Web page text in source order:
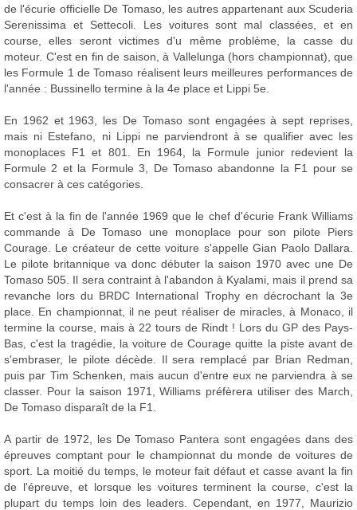
de l'écurie officielle De Tomaso, les autres appartenant aux Scuderia
Serenissima et Settecoli. Les voitures sont mal classées, et en
course, elles seront victimes d'u même problème, la casse du
moteur. C'est en fin de saison, à Vallelunga (hors championnat), que
les Formule 1 de Tomaso réalisent leurs meilleures performances de
l'année : Bussinello termine à la 4e place et Lippi 5e.
En 1962 et 1963, les De Tomaso sont engagées à sept reprises,
mais ni Estefano, ni Lippi ne parviendront à se qualifier avec les
monoplaces F1 et 801. En 1964, la Formule junior redevient la
Formule 2 et la Formule 3, De Tomaso abandonne la F1 pour se
consacrer à ces catégories.
Et c'est à la fin de l'année 1969 que le chef d'écurie Frank Williams
commande à De Tomaso une monoplace pour son pilote Piers
Courage. Le créateur de cette voiture s'appelle Gian Paolo Dallara.
Le pilote britannique va donc débuter la saison 1970 avec une De
Tomaso 505. Il sera contraint à l'abandon à Kyalami, mais il prend sa
revanche lors du BRDC International Trophy en décrochant la 3e
place. En championnat, il ne peut réaliser de miracles, à Monaco, il
termine la course, mais à 22 tours de Rindt ! Lors du GP des Pays-
Bas, c'est la tragédie, la voiture de Courage quitte la piste avant de
s'embraser, le pilote décède. Il sera remplacé par Brian Redman,
puis par Tim Schenken, mais aucun d'entre eux ne parviendra à se
classer. Pour la saison 1971, Williams préfèrera utiliser des March,
De Tomaso disparaît de la F1.
A partir de 1972, les De Tomaso Pantera sont engagées dans des
épreuves comptant pour le championnat du monde de voitures de
sport. La moitié du temps, le moteur fait défaut et casse avant la fin
de l'épreuve, et lorsque les voitures terminent la course, c'est la
plupart du temps loin des leaders. Cependant, en 1977, Maurizio